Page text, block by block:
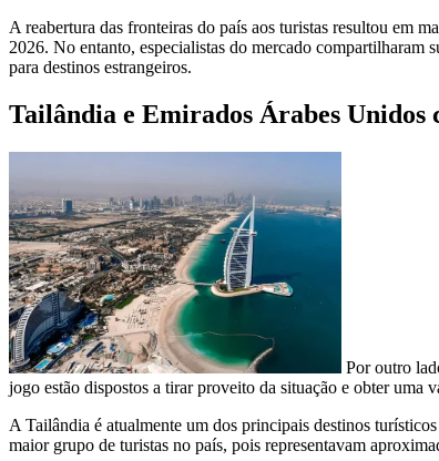
A reabertura das fronteiras do país aos turistas resultou em
2026. No entanto, especialistas do mercado compartilharam
para destinos estrangeiros.
Tailândia e Emirados Árabes Unidos
Por outro
jogo estão dispostos a tirar proveito da situação e obter uma
A Tailândia é atualmente um dos principais destinos
maior grupo de turistas no país, pois representavam